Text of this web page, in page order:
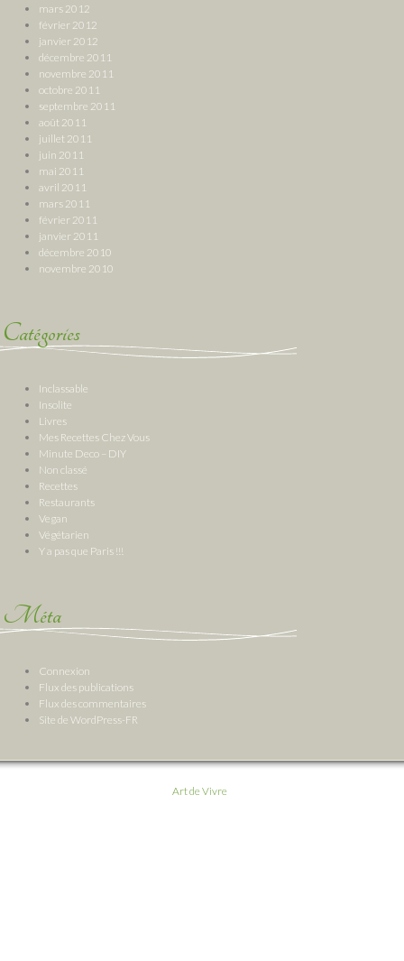
mars 2012
février 2012
janvier 2012
décembre 2011
novembre 2011
octobre 2011
septembre 2011
août 2011
juillet 2011
juin 2011
mai 2011
avril 2011
mars 2011
février 2011
janvier 2011
décembre 2010
novembre 2010
Catégories
Inclassable
Insolite
Livres
Mes Recettes Chez Vous
Minute Deco – DIY
Non classé
Recettes
Restaurants
Vegan
Végétarien
Y a pas que Paris !!!
Méta
Connexion
Flux des publications
Flux des commentaires
Site de WordPress-FR
Art de Vivre